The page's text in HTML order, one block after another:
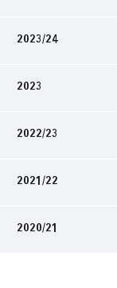
2023/24
2023
2022/23
2021/22
2020/21